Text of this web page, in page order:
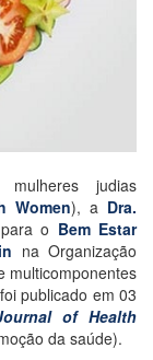
judias
Women), a Dra.
o Bem Estar
na Organização
multicomponentes
publicado em 03
of Health
da saúde).